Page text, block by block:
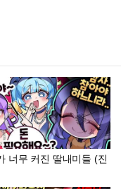
너무 커진 딸내미들 (진